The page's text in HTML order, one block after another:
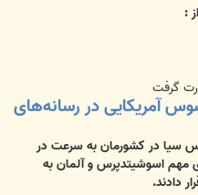
:
گرفت
آمریکایی در رسانه‌های
سیا در کشورمان به سرعت در
مهم اسوشیتدپرس و آلمان به
دادند.